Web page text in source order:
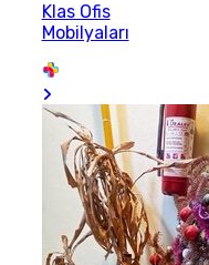
Klas Ofis
Mobilyaları